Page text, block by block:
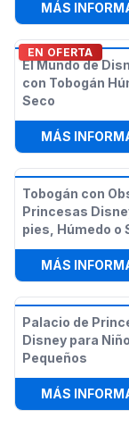
MÁS
EN OFERTA
El Mundo de
con Tobogán
Seco
MÁS
Tobogán con
Princesas
pies, Húmedo o
MÁS
Palacio de
Disney para
Pequeños
MÁS